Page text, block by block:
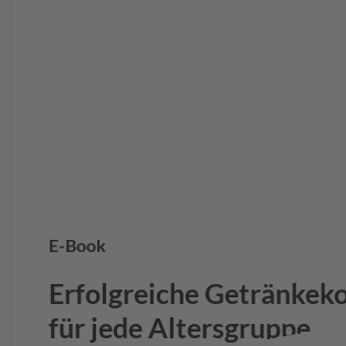
E-Book
Erfolgreiche
für jede Altersgruppe